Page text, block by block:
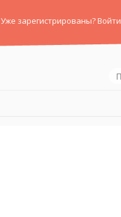
Уже зарегистрированы? Войти